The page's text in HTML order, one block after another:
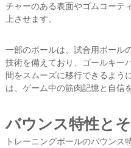
チャーのある表面やゴムコーテ
上させます。
一部のボールは、試合用ボール
技術を備えており、ゴールキー
間をスムーズに移行できるよう
は、ゲーム中の筋肉記憶と自信
バウンス特性と
トレーニングボールのバウンス